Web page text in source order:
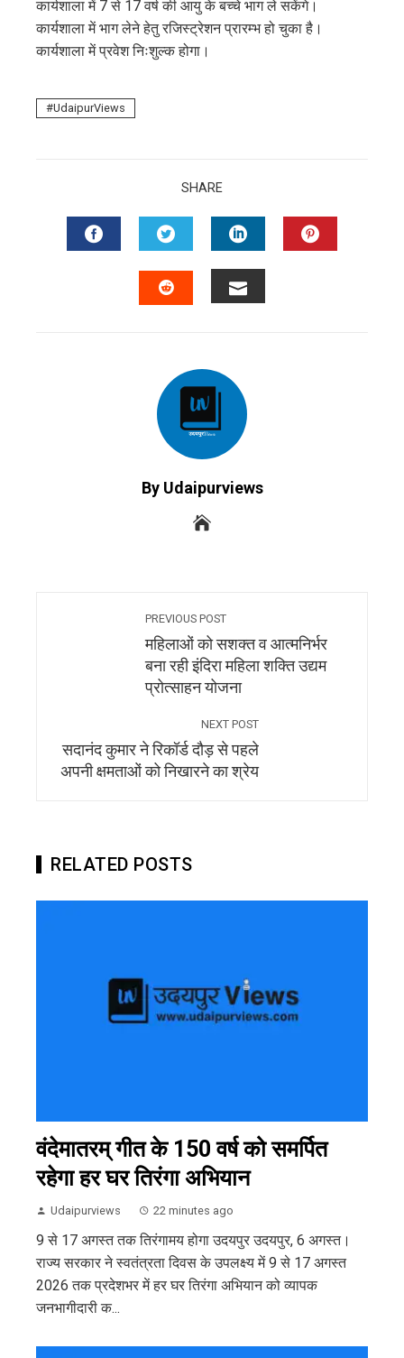
कार्यशाला में 7 से 17 वर्ष की आयु के बच्चे भाग ले सकेंगे।
कार्यशाला में भाग लेने हेतु रजिस्ट्रेशन प्रारम्भ हो चुका है।
कार्यशाला में प्रवेश निःशुल्क होगा।
UdaipurViews
SHARE
FACEBOOKTWITTERLINKEDIN
By Udaipurviews
PREVIOUS POST
महिलाओं को सशक्त व आत्मनिर्भर
बना रही इंदिरा महिला शक्ति उद्यम
प्रोत्साहन योजना
NEXT POST
सदानंद कुमार ने रिकॉर्ड दौड़ से पहले
अपनी क्षमताओं को निखारने का श्रेय
RELATED POSTS
वंदेमातरम् गीत के 150 वर्ष को समर्पित
रहेगा हर घर तिरंगा अभियान
Udaipurviews 22 minutes ago
9 से 17 अगस्त तक तिरंगामय होगा उदयपुर उदयपुर, 6 अगस्त।
राज्य सरकार ने स्वतंत्रता दिवस के उपलक्ष्य में 9 से 17 अगस्त
2026 तक प्रदेशभर में हर घर तिरंगा अभियान को व्यापक
जनभागीदारी क...